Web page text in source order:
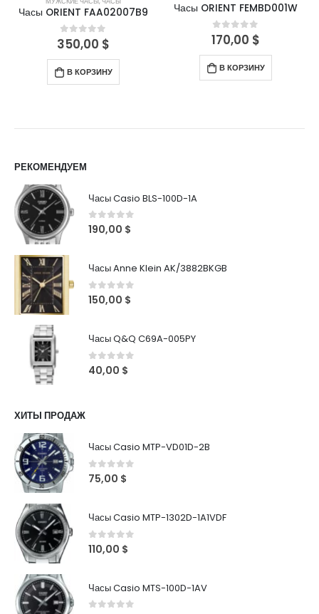
Часы ORIENT FAA02007B9
0out of 5
350,00 $
В КОРЗИНУ
Часы ORIENT FEMBD001W
0out of 5
170,00 $
В КОРЗИНУ
РЕКОМЕНДУЕМ
Часы Casio BLS-100D-1A
0out of 5
190,00 $
Часы Anne Klein AK/3882BKGB
0out of 5
150,00 $
Часы Q&Q C69A-005PY
0 out of 5
40,00 $
ХИТЫ ПРОДАЖ
Часы Casio MTP-VD01D-2B
0out of 5
75,00 $
Часы Casio MTP-1302D-1A1VDF
0out of 5
110,00 $
Часы Casio MTS-100D-1AV